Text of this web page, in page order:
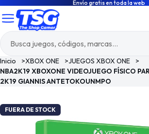
Envío gratis en toda la web
Inicio >XBOX ONE >JUEGOS XBOX ONE
>
NBA2K19 XBOXONE VIDEOJUEGO FÍSICO
2K19 GIANNIS ANTETOKOUNMPO
FUERA DE STOCK